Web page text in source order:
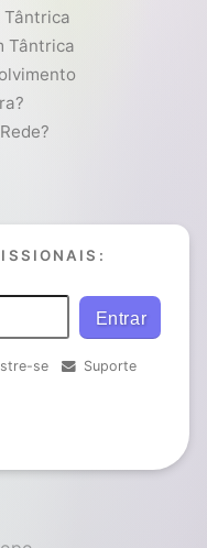
Tântrica
Tântrica
se Suporte